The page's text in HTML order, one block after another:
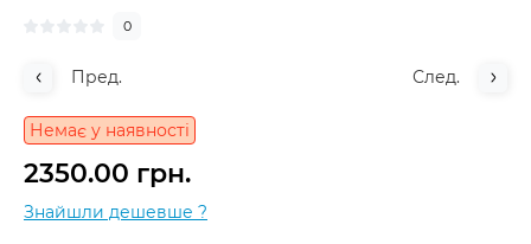
0
Пред. След.
Немає у наявності
2350.00 грн.
Знайшли дешевше ?